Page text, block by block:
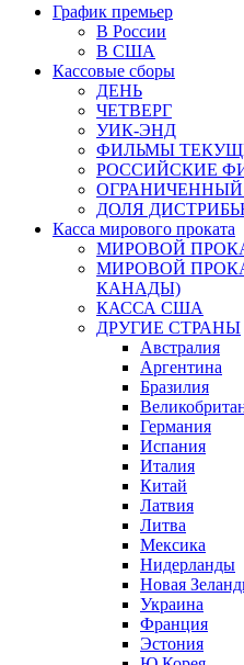
График премьер
В России
В США
Кассовые сборы
ДЕНЬ
ЧЕТВЕРГ
УИК-ЭНД
ФИЛЬМЫ
РОССИЙСКИЕ
ДОЛЯ
Касса мирового проката
МИРОВОЙ
МИРОВОЙ
КАНАДЫ)
КАССА США
ДРУГИЕ СТРАНЫ
Австралия
Аргентина
Бразилия
Германия
Испания
Италия
Китай
Латвия
Литва
Мексика
Нидерланды
Новая
Украина
Франция
Эстония